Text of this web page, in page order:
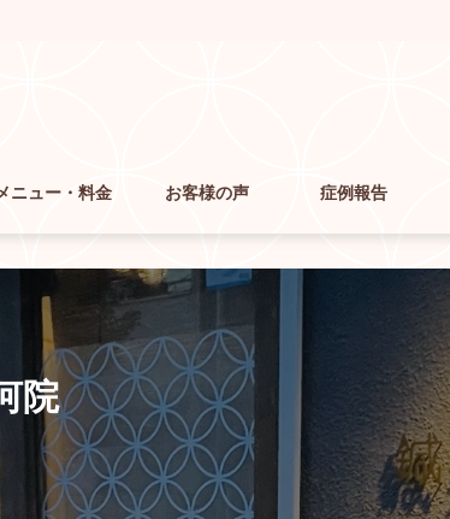
ニュー・料金 お客様の声 症例報告
院